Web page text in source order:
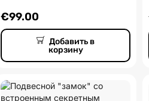
€99.00
Добавить в
корзину